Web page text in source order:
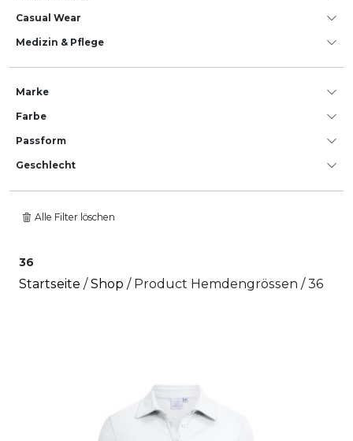
Casual Wear
Medizin & Pflege
Marke
Farbe
Passform
Geschlecht
Alle Filter löschen
36
Startseite /Shop / Product Hemdengrössen / 36